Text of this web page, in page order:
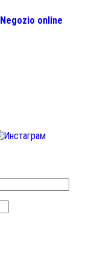
Negozio online